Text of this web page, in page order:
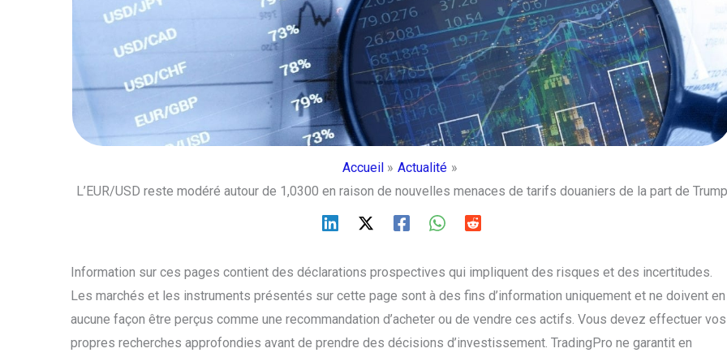
Accueil
Actualité
L’EUR/USD reste modéré autour de 1,0300 en raison de nouvelles menaces de tarifs douaniers de la part de Trump
Information sur ces pages contient des déclarations prospectives qui impliquent des risques et des incertitudes.
Les marchés et les instruments présentés sur cette page sont à des fins d’information uniquement et ne doivent en
aucune façon être perçus comme une recommandation d’acheter ou de vendre ces actifs. Vous devez effectuer vos
propres recherches approfondies avant de prendre des décisions d’investissement. TradingPro ne garantit en